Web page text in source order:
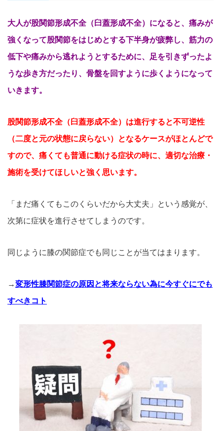
大人が股関節形成不全（臼蓋形成不全）になると、痛みが
強くなって股関節をはじめとする下半身が疲弊し、筋力の
低下や痛みから逃れようとするために、足を引きずったよ
うな歩き方だったり、骨盤を回すように歩くようになって
いきます。
股関節形成不全（臼蓋形成不全）は進行すると不可逆性
（二度と元の状態に戻らない）となるケースがほとんどで
すので、痛くても普通に動ける症状の時に、適切な治療・
施術を受けてほしいと強く思います。
「まだ痛くてもこのくらいだから大丈夫」という感覚が、
次第に症状を進行させてしまうのです。
同じように膝の関節症でも同じことが当てはまります。
→変形性膝関節症の原因と将来ならない為に今すぐにでも
すべきコト